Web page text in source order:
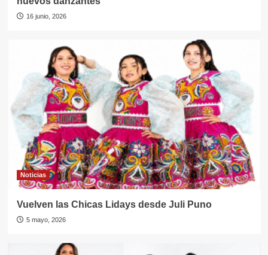
16 junio, 2026
Noticias
Vuelven las Chicas Lidays desde Juli Puno
5 mayo, 2026